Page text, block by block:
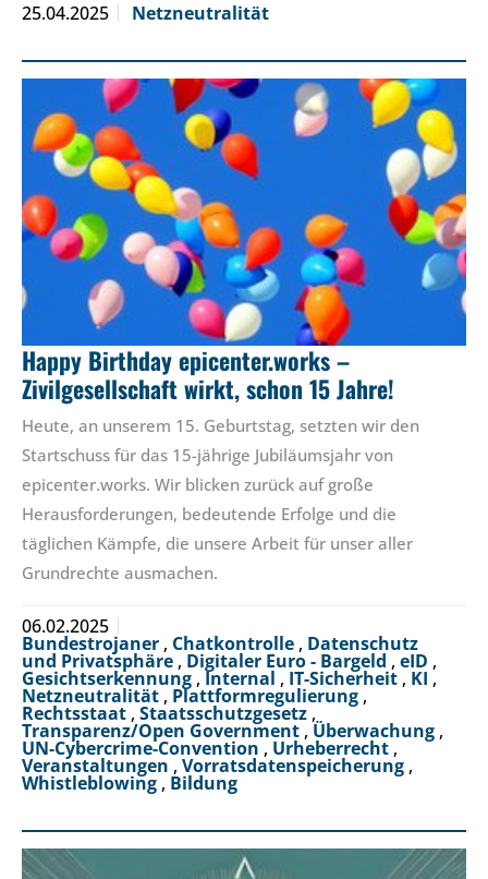
25.04.2025 Netzneutralität
Happy Birthday epicenter.works –
Zivilgesellschaft wirkt, schon 15 Jahre!
Heute, an unserem 15. Geburtstag, setzten wir den
Startschuss für das 15-jährige Jubiläumsjahr von
epicenter.works. Wir blicken zurück auf große
Herausforderungen, bedeutende Erfolge und die
täglichen Kämpfe, die unsere Arbeit für unser aller
Grundrechte ausmachen.
06.02.2025
Bundestrojaner , Chatkontrolle , Datenschutz
und Privatsphäre , Digitaler Euro - Bargeld , eID ,
Gesichtserkennung , Internal , IT-Sicherheit , KI ,
Netzneutralität , Plattformregulierung ,
Rechtsstaat , Staatsschutzgesetz ,
Transparenz/Open Government , Überwachung ,
UN-Cybercrime-Convention , Urheberrecht ,
Veranstaltungen , Vorratsdatenspeicherung ,
Whistleblowing , Bildung